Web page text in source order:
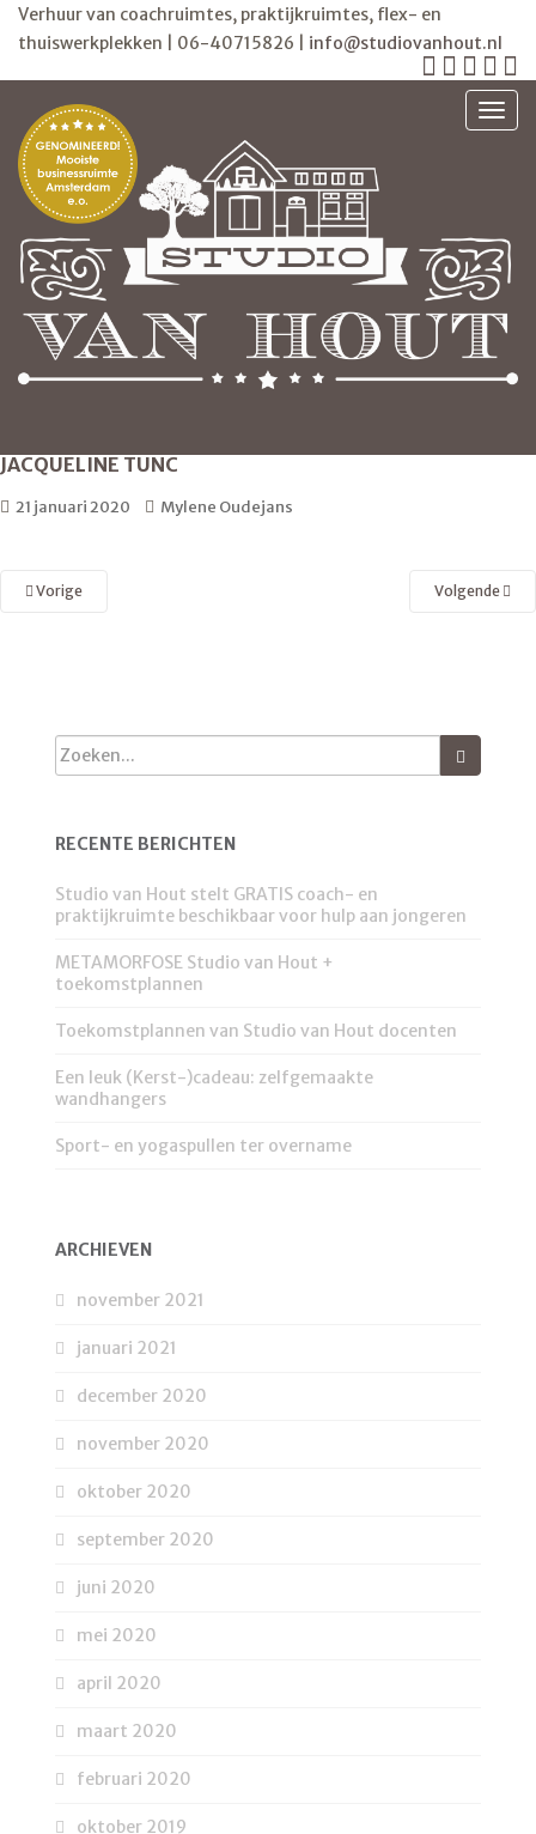
Verhuur van coachruimtes, praktijkruimtes, flex- en
thuiswerkplekken | 06-40715826 | info@studiovanhout.nl
JACQUELINE TUNC
21 januari 2020 Mylene Oudejans
Vorige Volgende
RECENTE BERICHTEN
Studio van Hout stelt GRATIS coach- en
praktijkruimte beschikbaar voor hulp aan jongeren
METAMORFOSE Studio van Hout +
toekomstplannen
Toekomstplannen van Studio van Hout docenten
Een leuk (Kerst-)cadeau: zelfgemaakte
wandhangers
Sport- en yogaspullen ter overname
ARCHIEVEN
november 2021
januari 2021
december 2020
november 2020
oktober 2020
september 2020
juni 2020
mei 2020
april 2020
maart 2020
februari 2020
oktober 2019